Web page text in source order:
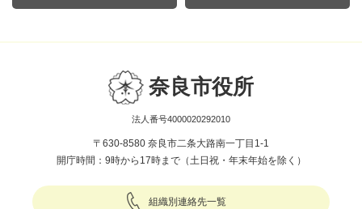
奈良市役所
法人番号4000020292010
〒630-8580 奈良市二条大路南一丁目1-1
開庁時間：9時から17時まで（土日祝・年末年始を除く）
組織別連絡先一覧